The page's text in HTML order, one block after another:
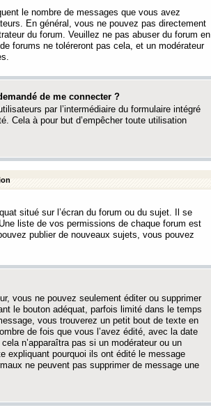
le nombre de messages que vous avez
En général, vous ne pouvez pas directement
du forum. Veuillez ne pas abuser du forum en
forums ne toléreront pas cela, et un modérateur
de me connecter ?
par l’intermédiaire du formulaire intégré
Cela à pour but d’empêcher toute utilisation
situé sur l’écran du forum ou du sujet. Il se
liste de vos permissions de chaque forum est
publier de nouveaux sujets, vous pouvez
vous ne pouvez seulement éditer ou supprimer
le bouton adéquat, parfois limité dans le temps
vous trouverez un petit bout de texte en
de fois que vous l’avez édité, avec la date
n’apparaîtra pas si un modérateur ou un
expliquant pourquoi ils ont édité le message
ne peuvent pas supprimer de message une